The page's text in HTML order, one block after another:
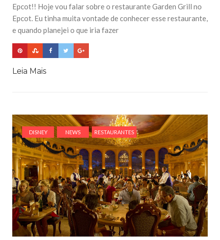
Epcot!! Hoje vou falar sobre o restaurante Garden Grill no
Epcot. Eu tinha muita vontade de conhecer esse restaurante,
e quando planejei o que iria fazer
Leia Mais
DISNEY NEWS RESTAURANTES